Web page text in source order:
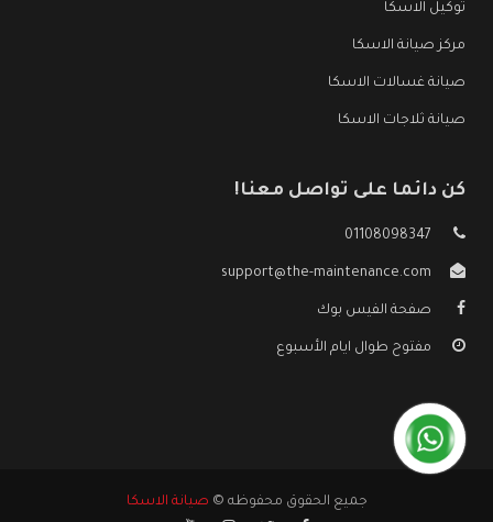
توكيل الاسكا
مركز صيانة الاسكا
صيانة غسالات الاسكا
صيانة ثلاجات الاسكا
كن دائما على تواصل معنا!
01108098347
support@the-maintenance.com
صفحة الفيس بوك
مفتوح طوال ايام الأسبوع
جميع الحقوق محفوظه © صيانة الاسكا